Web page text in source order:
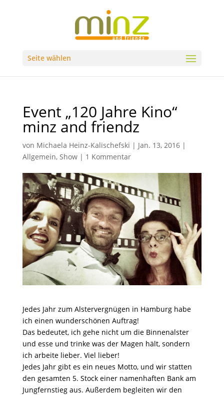
Seite wählen
Event „120 Jahre Kino“
minz and friendz
von Michaela Heinz-Kalischefski | Jan. 13, 2016|
Allgemein, Show| 1 Kommentar
Jedes Jahr zum Alstervergnügen in Hamburg habe
ich einen wunderschönen Auftrag!
Das bedeutet, ich gehe nicht um die Binnenalster
und esse und trinke was der Magen hält, sondern
ich arbeite lieber. Viel lieber!
Jedes Jahr gibt es ein neues Motto, und wir statten
den gesamten 5. Stock einer namenhaften Bank am
Jungfernstieg aus. Außerdem begleiten wir den